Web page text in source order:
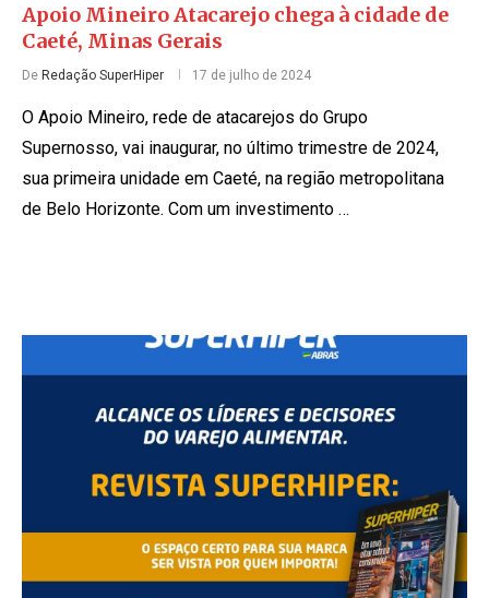
Apoio Mineiro Atacarejo chega à cidade de
Caeté, Minas Gerais
De Redação SuperHiper 17 de julho de 2024
O Apoio Mineiro, rede de atacarejos do Grupo
Supernosso, vai inaugurar, no último trimestre de 2024,
sua primeira unidade em Caeté, na região metropolitana
de Belo Horizonte. Com um investimento …